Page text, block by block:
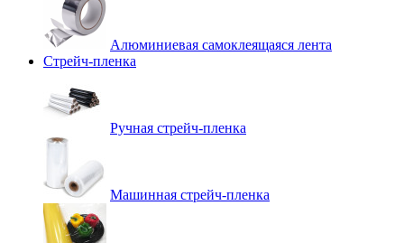
Алюминиевая самоклеящаяся лента
Стрейч-пленка
Ручная стрейч-пленка
Машинная стрейч-пленка